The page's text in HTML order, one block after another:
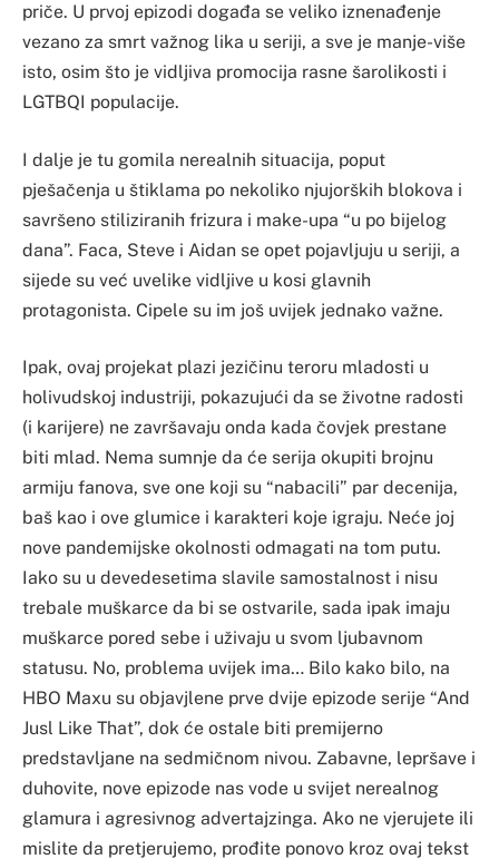
priče. U prvoj epizodi događa se veliko iznenađenje
vezano za smrt važnog lika u seriji, a sve je manje-više
isto, osim što je vidljiva promocija rasne šarolikosti i
LGTBQI populacije.
I dalje je tu gomila nerealnih situacija, poput
pješačenja u štiklama po nekoliko njujorških blokova i
savršeno stiliziranih frizura i make-upa “u po bijelog
dana”. Faca, Steve i Aidan se opet pojavljuju u seriji, a
sijede su već uvelike vidljive u kosi glavnih
protagonista. Cipele su im još uvijek jednako važne.
Ipak, ovaj projekat plazi jezičinu teroru mladosti u
holivudskoj industriji, pokazujući da se životne radosti
(i karijere) ne završavaju onda kada čovjek prestane
biti mlad. Nema sumnje da će serija okupiti brojnu
armiju fanova, sve one koji su “nabacili” par decenija,
baš kao i ove glumice i karakteri koje igraju. Neće joj
nove pandemijske okolnosti odmagati na tom putu.
Iako su u devedesetima slavile samostalnost i nisu
trebale muškarce da bi se ostvarile, sada ipak imaju
muškarce pored sebe i uživaju u svom ljubavnom
statusu. No, problema uvijek ima… Bilo kako bilo, na
HBO Maxu su objavjlene prve dvije epizode serije “And
Jusl Like That”, dok će ostale biti premijerno
predstavljane na sedmičnom nivou. Zabavne, lepršave i
duhovite, nove epizode nas vode u svijet nerealnog
glamura i agresivnog advertajzinga. Ako ne vjerujete ili
mislite da pretjerujemo, prođite ponovo kroz ovaj tekst